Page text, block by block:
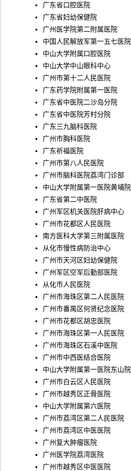
广东省口腔医院
广东省妇幼保健院
广州医学院第二附属医院
中国人民解放军第一五七医院
中山大学附属口腔医院
中山大学中山眼科中心
广州市第十二人民医院
广东药学院附属第一医院
广东省中医院二沙岛分院
广东省中医院芳村分院
广东三九脑科医院
广州市胸科医院
广东祈福医院
广州市第八人民医院
广州市脑科医院荔湾门诊部
中山大学附属第一医院黄埔
广东省第二中医院
广州军区机关医院肝病中心
广州市花都区人民医院
南方医科大学第三附属医院
从化市慢性病防治中心
广州市天河区妇幼保健院
广州军区空军后勤部医院
从化市人民医院
广州市海珠区第二人民医院
广州市番禺区何贤纪念医院
广州市花都区胡忠医院
广州市海珠区第一人民医院
广州市海珠区石溪中医院
广州市中西医结合医院
中山大学附属第一医院东山
广州市白云区人民医院
广州市越秀区正骨医院
中山大学附属第六医院
广州市荔湾区第二人民医院
广州市荔湾区中医医院
广州复大肿瘤医院
广州医学院荔湾医院
广州市越秀区中医医院